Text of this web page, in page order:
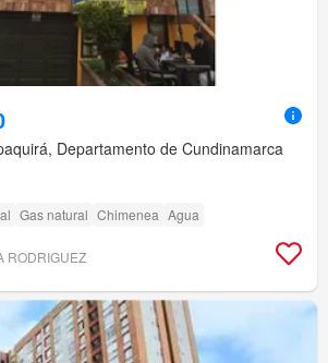
Departamento de Cundinamarca
Gas natural Chimenea Agua
RODRIGUEZ